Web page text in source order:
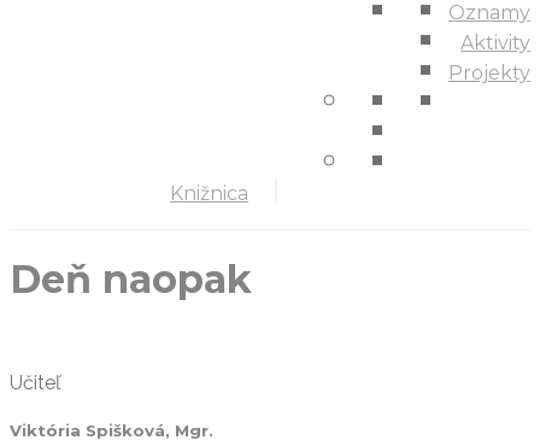
Knižnica
Oznamy
Aktivity
Projekty
Deň naopak
Učiteľ
Viktória Spišková, Mgr.